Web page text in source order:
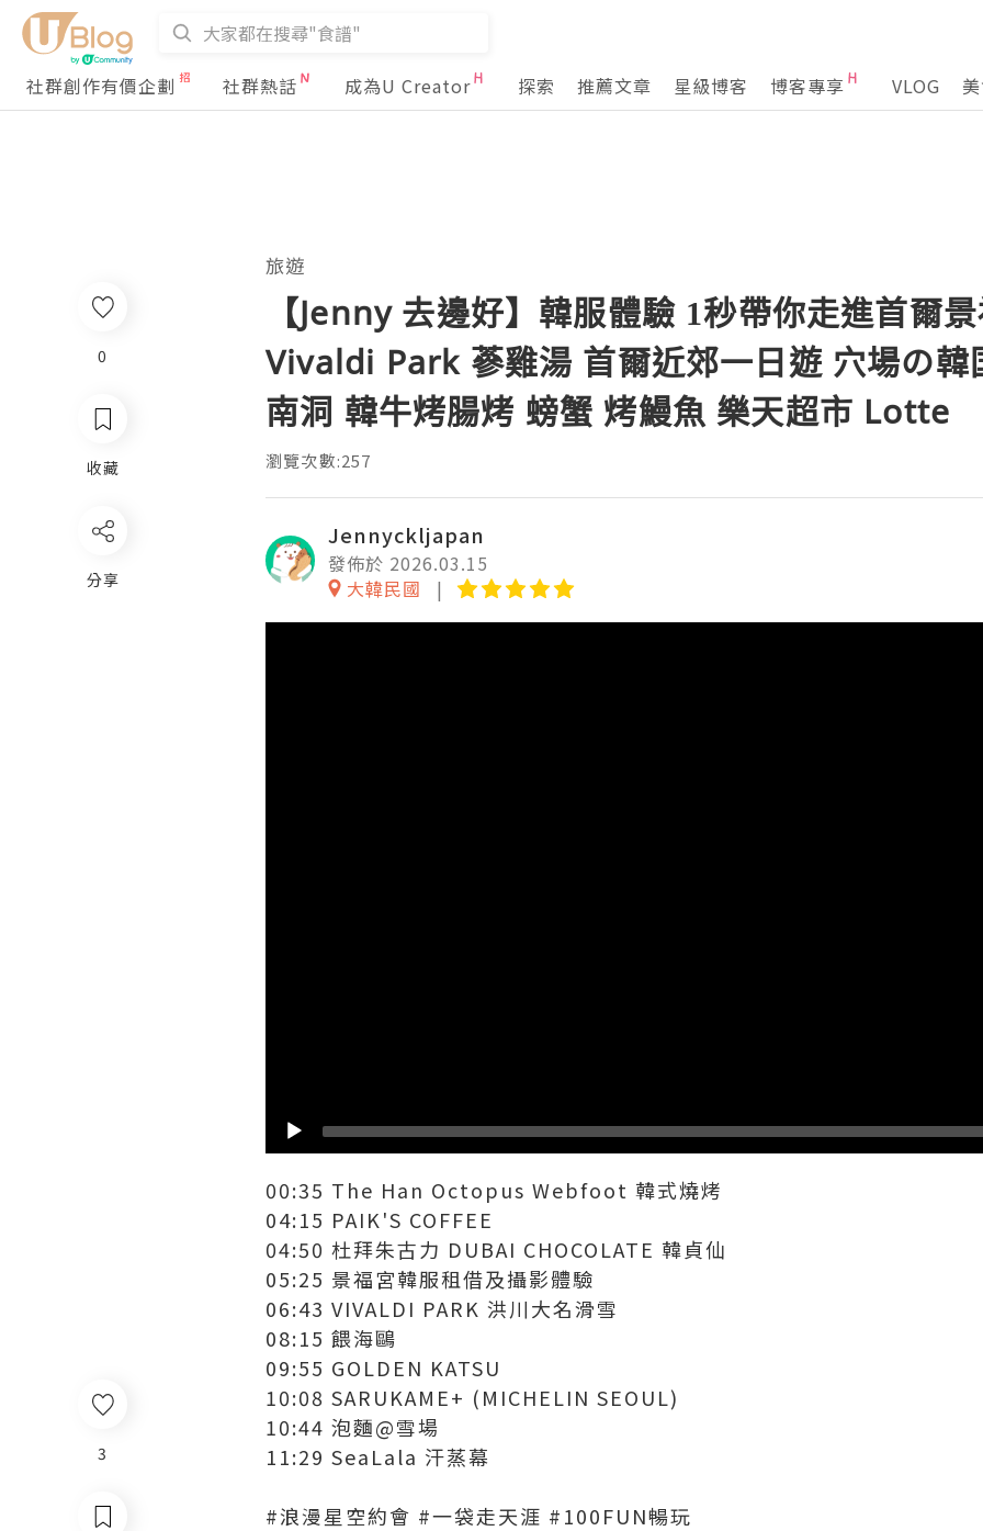
社群創作有價企劃 社群熱話 成為U Creator 探索 推薦文章 星級博客 博客專享 VLOG
3
旅遊
【Jenny 去邊好】韓服體驗 1秒帶你走進首爾
Vivaldi Park 蔘雞湯 首爾近郊一日遊 穴場の韓
南洞 韓牛烤腸烤 螃蟹 烤鰻魚 樂天超市 Lotte
瀏覽次數:257
Jennyckljapan
發佈於 2026.03.15
大韓民國
00:35 The Han Octopus Webfoot 韓式燒烤
04:15 PAIK'S COFFEE
04:50 杜拜朱古力 DUBAI CHOCOLATE 韓貞仙
05:25 景福宮韓服租借及攝影體驗
06:43 VIVALDI PARK 洪川大名滑雪
08:15 餵海鷗
09:55 GOLDEN KATSU
10:08 SARUKAME+ (MICHELIN SEOUL)
10:44 泡麵@雪場
11:29 SeaLala 汗蒸幕
#浪漫星空約會 #一袋走天涯 #100FUN暢玩
0
收藏
分享